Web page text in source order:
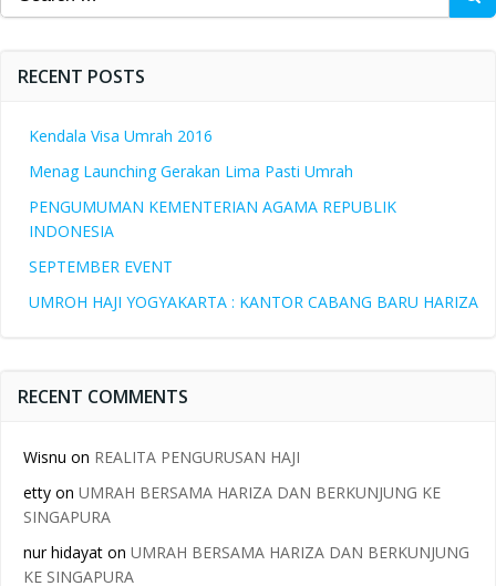
for:
RECENT POSTS
Kendala Visa Umrah 2016
Menag Launching Gerakan Lima Pasti Umrah
PENGUMUMAN KEMENTERIAN AGAMA REPUBLIK
INDONESIA
SEPTEMBER EVENT
UMROH HAJI YOGYAKARTA : KANTOR CABANG BARU HARIZA
RECENT COMMENTS
Wisnu on REALITA PENGURUSAN HAJI
etty on UMRAH BERSAMA HARIZA DAN BERKUNJUNG KE
SINGAPURA
nur hidayat on UMRAH BERSAMA HARIZA DAN BERKUNJUNG
KE SINGAPURA